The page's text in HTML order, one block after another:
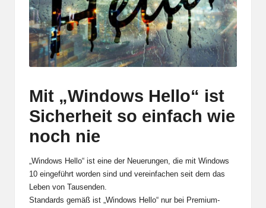
Mit „Windows Hello“ ist
Sicherheit so einfach wie
noch nie
„Windows Hello“ ist eine der Neuerungen, die mit Windows
10 eingeführt worden sind und vereinfachen seit dem das
Leben von Tausenden.
Standards gemäß ist „Windows Hello“ nur bei Premium-